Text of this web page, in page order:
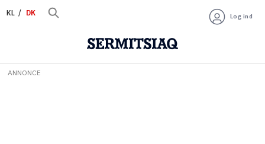
KL DK Log ind
ANNONCE